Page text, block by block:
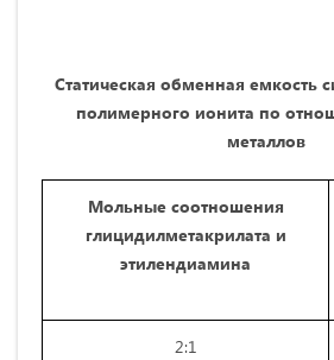
Статическая обменная емкость
полимерного ионита по
металлов
Мольные соотношения
глицидилметакрилата и
этилендиамина
2:1